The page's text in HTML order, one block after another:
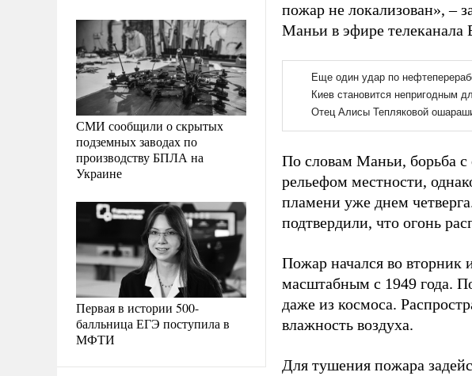
СМИ сообщили о скрытых
подземных заводах по
производству БПЛА на
Украине
Первая в истории 500-
балльница ЕГЭ поступила в
МФТИ
пожар не локализован», –
Маньи в эфире телеканала
По словам Маньи, борьба с
рельефом местности,
пламени уже днем
подтвердили, что огонь
Пожар начался во вторник
масштабным с 1949 года.
даже из космоса.
влажность воздуха.
Для тушения пожара